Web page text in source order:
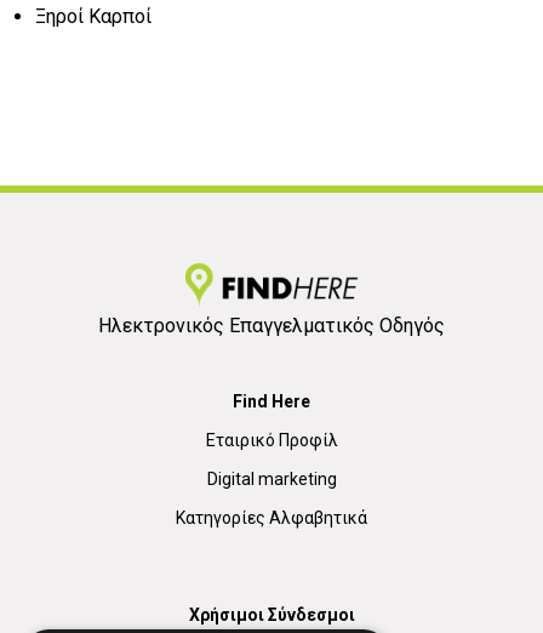
Ξηροί Καρποί
Ηλεκτρονικός Επαγγελματικός Οδηγός
Find Here
Εταιρικό Προφίλ
Digital marketing
Κατηγορίες Αλφαβητικά
Χρήσιμοι Σύνδεσμοι